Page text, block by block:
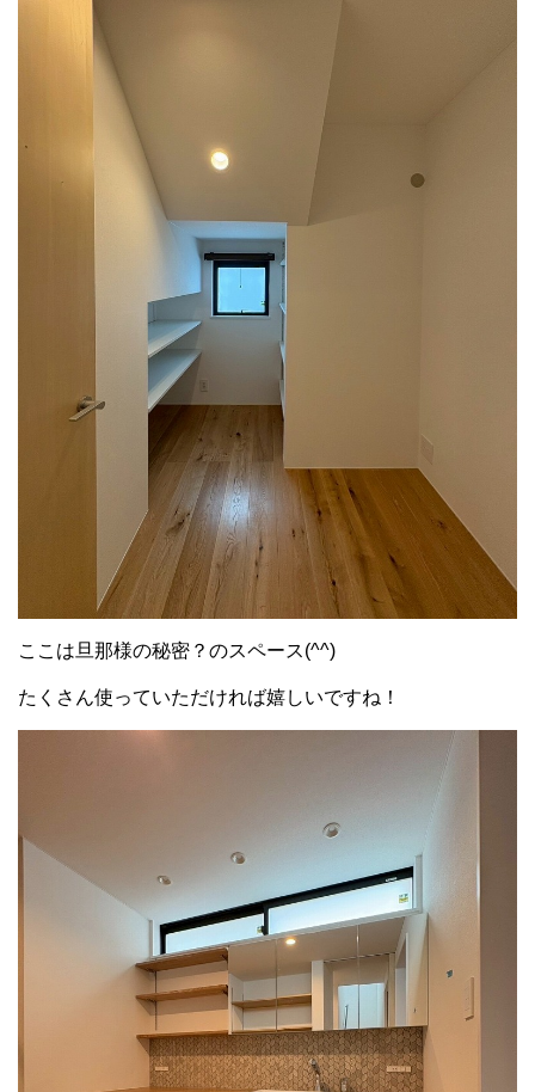
ここは旦那様の秘密？のスペース(^^)
たくさん使っていただければ嬉しいですね！